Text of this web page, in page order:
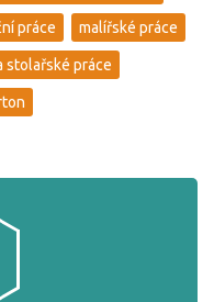
práce malířské práce
stolařské práce